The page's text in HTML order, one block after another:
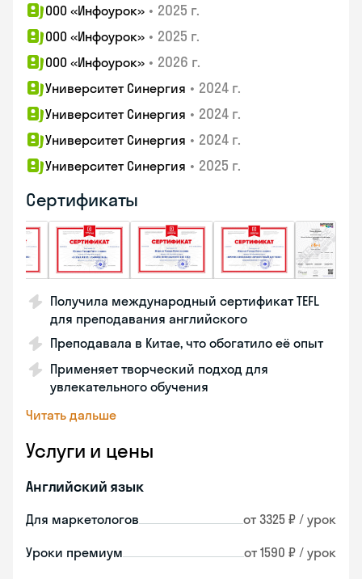
ООО «Инфоурок» • 2025 г.
ООО «Инфоурок» • 2025 г.
ООО «Инфоурок» • 2026 г.
Университет Синергия • 2024 г.
Университет Синергия • 2024 г.
Университет Синергия • 2024 г.
Университет Синергия • 2025 г.
Сертификаты
Получила международный сертификат TEFL
для преподавания английского
Преподавала в Китае, что обогатило её опыт
Применяет творческий подход для
увлекательного обучения
Читать дальше
Услуги и цены
Английский язык
Для маркетологов от 3325 ₽ / урок
Уроки премиум от 1590 ₽ / урок